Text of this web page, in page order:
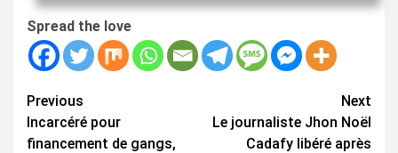
Spread the love
Continue
Reading
Previous
Incarcéré pour
financement de gangs,
Next
Le journaliste Jhon Noël
Cadafy libéré après